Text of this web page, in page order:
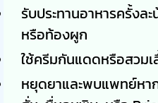
รับประทานอาหารครั้ง
หรือท้องผูก
ใช้ครีมกันแดดหรือสวม
หยุดยาและพบแพทย์ห